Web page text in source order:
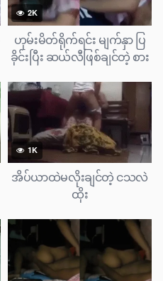
2K
ဟုမ်းမိတ်ရိုက်ရင်း မျက်နှာ ပြ
ခိုင်းပြီး ဆယ်လီဖြစ်ချင်တဲ့ စား
1K
အိပ်ယာထဲမလိုးချင်တဲ့ ငသလဲ
ထိုး